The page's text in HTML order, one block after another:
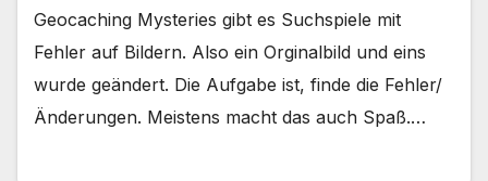
Geocaching Mysteries gibt es Suchspiele mit
Fehler auf Bildern. Also ein Orginalbild und eins
wurde geändert. Die Aufgabe ist, finde die Fehler/
Änderungen. Meistens macht das auch Spaß.…